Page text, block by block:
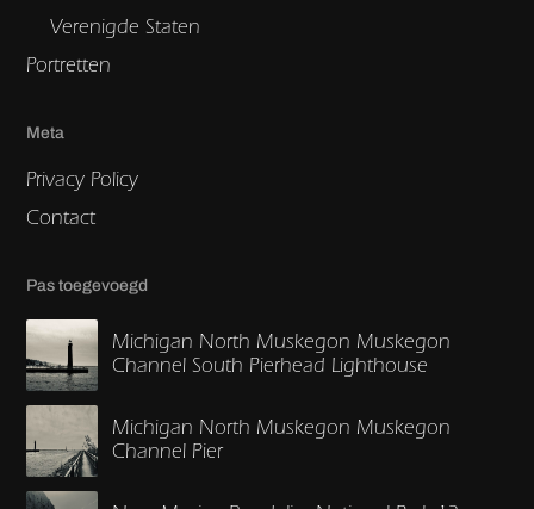
Verenigde Staten
Portretten
Meta
Privacy Policy
Contact
Pas toegevoegd
Michigan North Muskegon Muskegon
Channel South Pierhead Lighthouse
Michigan North Muskegon Muskegon
Channel Pier